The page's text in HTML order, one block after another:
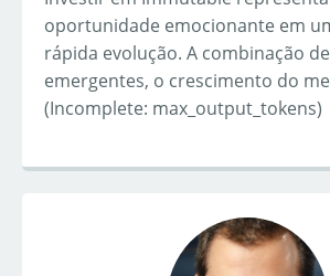
oportunidade emocionante em
rápida evolução. A combinação
emergentes, o crescimento do
(Incomplete: max_output_tokens)